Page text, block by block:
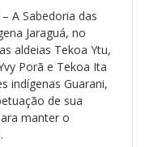
A Sabedoria das
Jaraguá, no
aldeias Tekoa Ytu,
Porã e Tekoa Ita
indígenas Guarani,
de sua
manter o